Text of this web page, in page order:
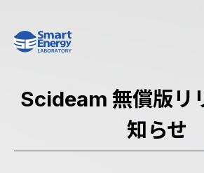
Scideam 無償版リ
知らせ